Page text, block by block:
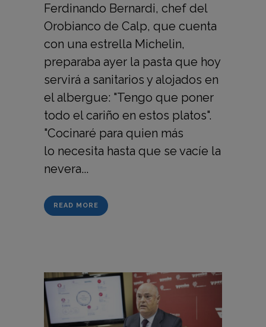
Ferdinando Bernardi, chef del
Orobianco de Calp, que cuenta
con una estrella Michelin,
preparaba ayer la pasta que hoy
servirá a sanitarios y alojados en
el albergue: "Tengo que poner
todo el cariño en estos platos".
"Cocinaré para quien más
lo necesita hasta que se vacíe la
nevera...
READ MORE